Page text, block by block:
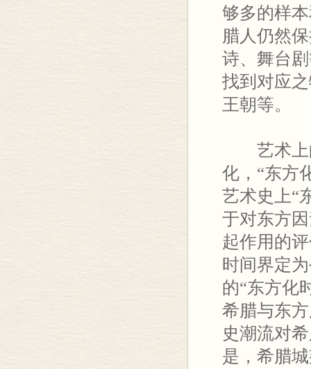
够多的样
腊人仍然
诗、舞台
找到对应
王朝等。
艺术
化，“东方
艺术史上“
于对东方
起作用的
时间界定
的“东方化
希腊与东
史潮流对
是，希腊